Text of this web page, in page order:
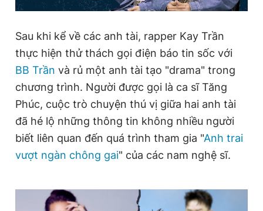
Sau khi kể về các anh tài, rapper Kay Trần
thực hiện thử thách gọi điện báo tin sốc với
BB Trần và rủ một anh tài tạo "drama" trong
chương trình. Người được gọi là ca sĩ Tăng
Phúc, cuộc trò chuyện thú vị giữa hai anh tài
đã hé lộ những thông tin không nhiều người
biết liên quan đến quá trình tham gia "Anh trai
vượt ngàn chông gai" của các nam nghệ sĩ.